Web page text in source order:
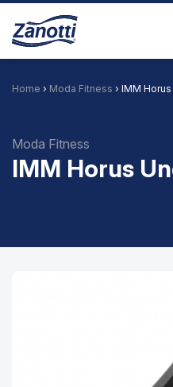
Home › Moda Fitness › IMM
Moda Fitness
IMM Horus